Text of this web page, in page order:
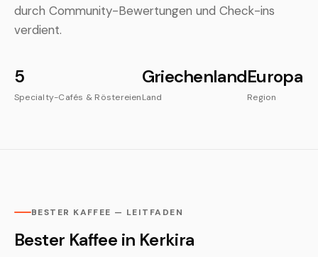
durch Community-Bewertungen und Check-ins
verdient.
5
Specialty-Cafés & Röstereien
Griechenland
Land
Europa
Region
BESTER KAFFEE — LEITFADEN
Bester Kaffee in Kerkira